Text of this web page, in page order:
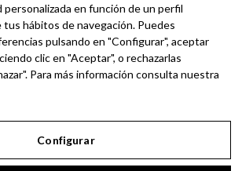
BUSCAR
de la búsqueda y presiona
en función de un perfil
tus hábitos de navegación. Puedes
pulsando en "Configurar", aceptar
clic en "Aceptar", o rechazarlas
Para más información consulta nuestra
Configurar
Aviso Legal